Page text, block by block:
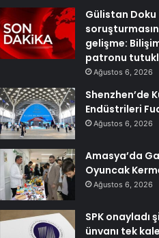
Gülistan Doku
gelişme:
patronu
Ağustos 6, 2026
Shenzhen’de
Endüstrileri
Ağustos 6, 2026
Amasya’da
Oyuncak
Ağustos 6, 2026
SPK onayladı
ünvanı tek